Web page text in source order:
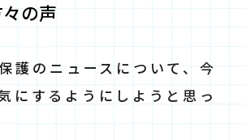
の声
護のニュースについて、今
にするようにしようと思っ